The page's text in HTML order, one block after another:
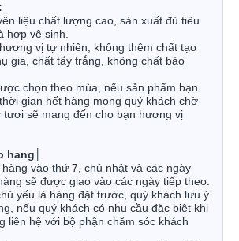
liệu chất lượng cao, sản xuất đủ tiêu
hợp vệ sinh.
vị tự nhiên, không thêm chất tạo
gia, chất tẩy trắng, không chất bảo
chọn theo mùa, nếu sản phẩm bạn
gian hết hàng mong quý khách chờ
tươi sẽ mang đến cho bạn hương vị
hang
hàng vào thứ 7, chủ nhật và các ngày
sẽ được giao vào các ngày tiếp theo.
yếu là hàng đặt trước, quý khách lưu ý
nếu quý khách có nhu cầu đặc biệt khi
liên hệ với bộ phận chăm sóc khách